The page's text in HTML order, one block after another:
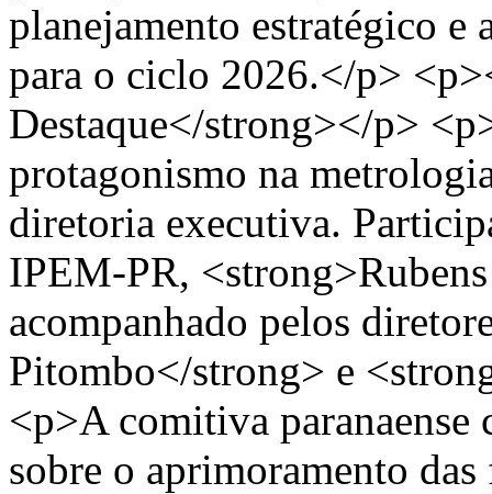
planejamento estratégico e
para o ciclo 2026.</p>
Destaque</strong></p>
protagonismo na
diretoria executiva.
IPEM-PR,
acompanhado pelos
Pitombo</strong> e
<p>A comitiva paranaense
sobre o aprimoramento